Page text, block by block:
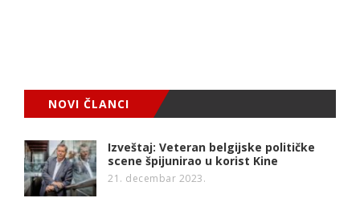
NOVI ČLANCI
Izveštaj: Veteran belgijske političke
scene špijunirao u korist Kine
21. decembar 2023.